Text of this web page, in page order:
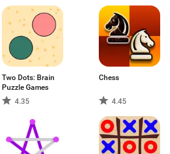
Two Dots: Brain
Puzzle Games
4.35
Chess
4.45